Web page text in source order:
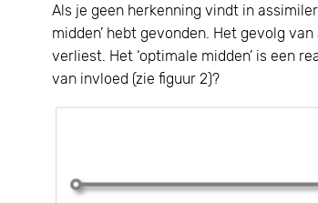
Als je geen herkenning vindt in
midden’ hebt gevonden. Het gevolg
verliest. Het ‘optimale midden’ is een
van invloed (zie figuur 2)?